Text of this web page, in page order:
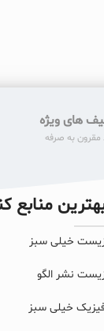
های ویژه
مقرون به صرفه
منابع
خیلی سبز
نشر الگو
خیلی سبز